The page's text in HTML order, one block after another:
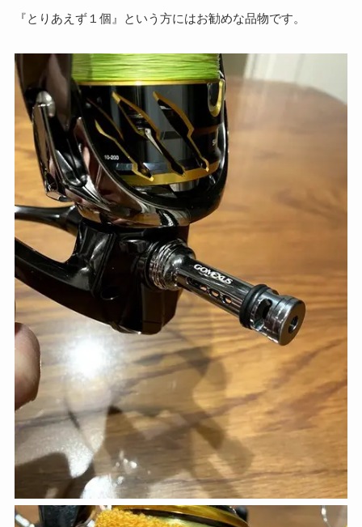
『とりあえず１個』という方にはお勧めな品物です。